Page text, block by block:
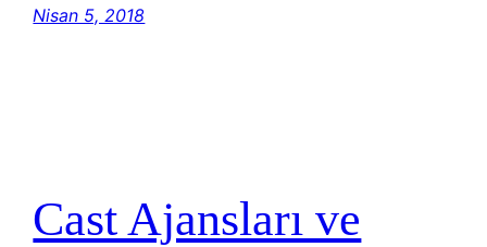
Nisan 5, 2018
Cast Ajansları ve